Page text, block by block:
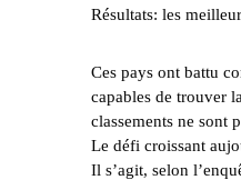
Résultats: les
Ces pays ont battu
capables de trouver
classements ne sont
Le défi croissant
Il s’agit, selon